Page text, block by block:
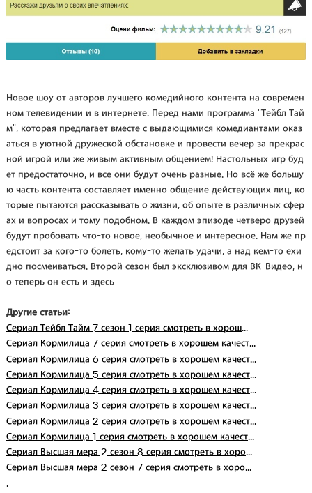
Новое шоу от авторов лучшего комедийного контента на современ
ном телевидении и в интернете. Перед нами программа "Тейбл Тай
м", которая предлагает вместе с выдающимися комедиантами оказ
аться в уютной дружеской обстановке и провести вечер за прекрас
ной игрой или же живым активным общением! Настольных игр буд
ет предостаточно, и все они будут очень разные. Но всё же большу
ю часть контента составляет именно общение действующих лиц, ко
торые пытаются рассказывать о жизни, об опыте в различных сфер
ах и вопросах и тому подобном. В каждом эпизоде четверо друзей
будут пробовать что-то новое, необычное и интересное. Нам же пр
едстоит за кого-то болеть, кому-то желать удачи, а над кем-то ехи
дно посмеиваться. Второй сезон был эксклюзивом для ВК-Видео, н
о теперь он есть и здесь
Другие статьи:
Сериал Тейбл Тайм 7 сезон 1 серия смотреть в хорош...
Сериал Кормилица 7 серия смотреть в хорошем качест...
Сериал Кормилица 6 серия смотреть в хорошем качест...
Сериал Кормилица 5 серия смотреть в хорошем качест...
Сериал Кормилица 4 серия смотреть в хорошем качест...
Сериал Кормилица 3 серия смотреть в хорошем качест...
Сериал Кормилица 2 серия смотреть в хорошем качест...
Сериал Кормилица 1 серия смотреть в хорошем качест...
Сериал Высшая мера 2 сезон 8 серия смотреть в хоро...
Сериал Высшая мера 2 сезон 7 серия смотреть в хоро...
.